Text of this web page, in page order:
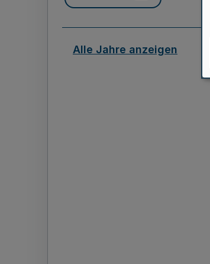
Alle Jahre anzeigen